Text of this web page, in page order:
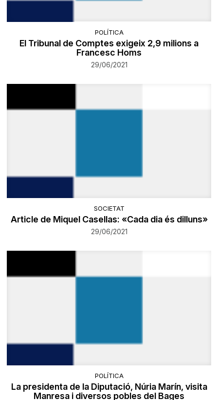
POLÍTICA
El Tribunal de Comptes exigeix 2,9 milions a
Francesc Homs
29/06/2021
SOCIETAT
Article de Miquel Casellas: «Cada dia és dilluns»
29/06/2021
POLÍTICA
La presidenta de la Diputació, Núria Marín, visita
Manresa i diversos pobles del Bages